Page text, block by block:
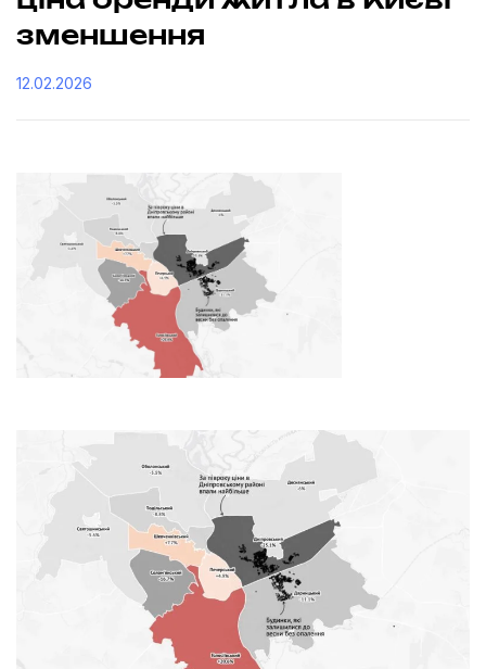
зменшення
12.02.2026